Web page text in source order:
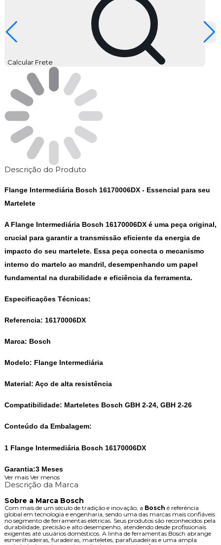
Calcular Frete
Descrição do Produto
Flange Intermediária Bosch 16170006DX - Essencial para seu
Martelete
A Flange Intermediária Bosch 16170006DX é uma peça original,
crucial para garantir a transmissão eficiente da energia de
impacto do seu martelete. Essa peça conecta o mecanismo
interno do martelo ao mandril, desempenhando um papel
fundamental na durabilidade e eficiência da ferramenta.
Especificações Técnicas:
Referencia: 16170006DX
Marca: Bosch
Modelo: Flange Intermediária
Material: Aço de alta resistência
Compatibilidade: Marteletes Bosch GBH 2-24, GBH 2-26
Conteúdo da Embalagem:
1 Flange Intermediária Bosch 16170006DX
Garantia:3 Meses
Ver mais Ver menos
Descrição da Marca
Sobre a Marca Bosch
Com mais de um século de tradição e inovação, a Bosch é referência
global em tecnologia e engenharia, sendo uma das marcas mais confiáveis
no segmento de ferramentas elétricas. Seus produtos são reconhecidos pela
durabilidade, precisão e alto desempenho, atendendo desde profissionais
exigentes até usuários domésticos. A linha de ferramentas Bosch abrange
esmerilhadeiras, furadeiras, marteletes, parafusadeiras e uma ampla